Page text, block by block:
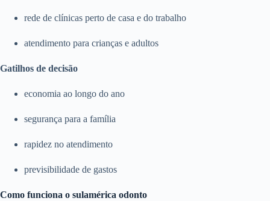
rede de clínicas perto de casa e do trabalho
atendimento para crianças e adultos
Gatilhos de decisão
economia ao longo do ano
segurança para a família
rapidez no atendimento
previsibilidade de gastos
Como funciona o sulamérica odonto